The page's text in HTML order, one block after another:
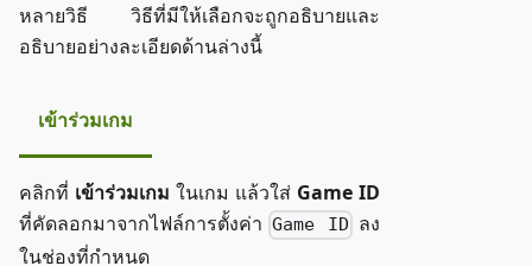
หลายวิธี วิธีที่มีให้เลือกจะถูกอธิบายและ
อธิบายอย่างละเอียดด้านล่างนี้
เข้าร่วมเกม
คลิกที่ เข้าร่วมเกม ในเกม แล้วใส่ Game ID
ที่คัดลอกมาจากไฟล์การตั้งค่า Game ID ลง
ในช่องที่กำหนด